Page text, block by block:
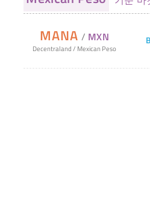
MANA / MXN
Decentraland/ Mexican Peso